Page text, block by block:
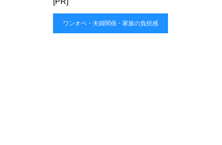
ワンオペ・夫婦関係・家族の負担感